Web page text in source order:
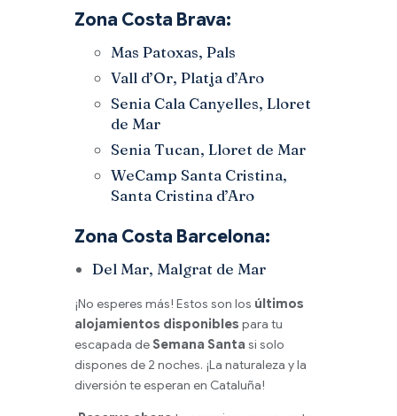
Zona Costa Brava:
Mas Patoxas, Pals
Vall d’Or, Platja d’Aro
Senia Cala Canyelles, Lloret
de Mar
Senia Tucan, Lloret de Mar
WeCamp Santa Cristina,
Santa Cristina d’Aro
Zona Costa Barcelona:
Del Mar, Malgrat de Mar
¡No esperes más! Estos son los últimos
alojamientos disponibles para tu
escapada deSemana Santa si solo
dispones de 2 noches. ¡La naturaleza y la
diversión te esperan en Cataluña!